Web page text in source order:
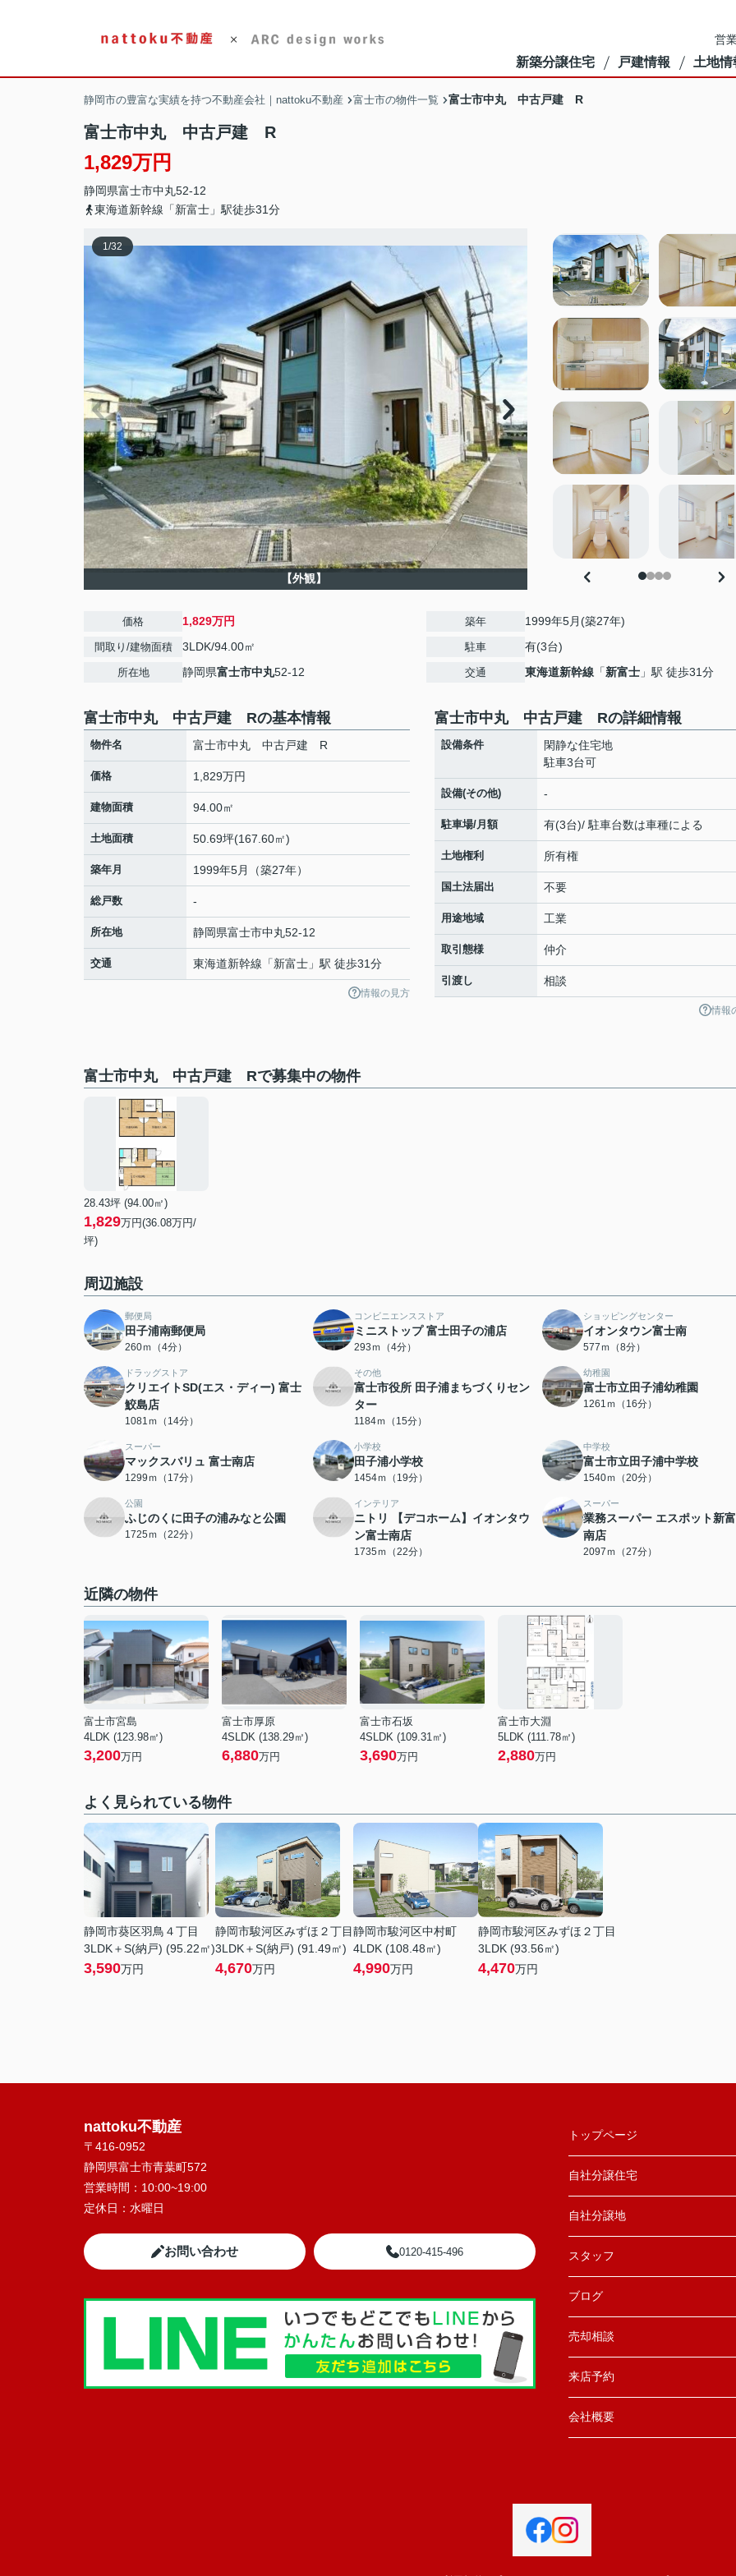
営
新築分譲住宅 戸建情報 土地情
静岡市の豊富な実績を持つ不動産会社｜nattoku不動産 富士市の物件一覧 富士市中丸 中古戸建 R
富士市中丸 中古戸建 R
1,829万円
静岡県富士市中丸52-12
東海道新幹線「新富士」駅徒歩31分
1/32
【外観】
価格 1,829万円
間取り/建物面積 3LDK/94.00㎡
所在地 静岡県富士市中丸52-12
築年 1999年5月(築27年)
駐車 有(3台)
交通 東海道新幹線 「新富士 」駅 徒歩31分
富士市中丸 中古戸建 Rの基本情報
物件名 富士市中丸 中古戸建 R
価格 1,829万円
建物面積 94.00㎡
土地面積 50.69坪(167.60㎡)
築年月 1999年5月（築27年）
総戸数 -
所在地 静岡県富士市中丸52-12
交通 東海道新幹線 「新富士 」駅 徒歩31分
情報の見方
富士市中丸 中古戸建 Rの詳細情報
設備条件
閑静な住宅地
駐車3台可
設備(その他) -
駐車場/月額 有(3台)/ 駐車台数は車種による
土地権利 所有権
国土法届出 不要
用途地域 工業
取引態様 仲介
引渡し 相談
情報
富士市中丸 中古戸建 Rで募集中の物件
28.43坪 (94.00㎡)
1,829万円(36.08万円/
坪)
周辺施設
郵便局
田子浦南郵便局
260ｍ（4分）
コンビニエンスストア
ミニストップ 富士田子の浦店
293ｍ（4分）
ショッピングセンター
イオンタウン富士南
577ｍ（8分）
ドラッグストア
クリエイトSD(エス・ディー) 富士
鮫島店
1081ｍ（14分）
その他
富士市役所 田子浦まちづくりセン
ター
1184ｍ（15分）
幼稚園
富士市立田子浦幼稚園
1261ｍ（16分）
スーパー
マックスバリュ 富士南店
1299ｍ（17分）
小学校
田子浦小学校
1454ｍ（19分）
中学校
富士市立田子浦中学校
1540ｍ（20分）
公園
ふじのくに田子の浦みなと公園
1725ｍ（22分）
インテリア
ニトリ 【デコホーム】イオンタウ
ン富士南店
1735ｍ（22分）
スーパー
業務スーパー エスポット新
南店
2097ｍ（27分）
近隣の物件
富士市宮島
4LDK (123.98㎡)
3,200万円
富士市厚原
4SLDK (138.29㎡)
6,880万円
富士市石坂
4SLDK (109.31㎡)
3,690万円
富士市大淵
5LDK (111.78㎡)
2,880万円
よく見られている物件
静岡市葵区羽鳥４丁目
3LDK＋S(納戸) (95.22㎡)
3,590万円
静岡市駿河区みずほ２丁目
3LDK＋S(納戸) (91.49㎡)
4,670万円
静岡市駿河区中村町
4LDK (108.48㎡)
4,990万円
静岡市駿河区みずほ２丁目
3LDK (93.56㎡)
4,470万円
nattoku不動産
〒416-0952
静岡県富士市青葉町572
営業時間： 10:00~19:00
定休日： 水曜日
お問い合わせ 0120-415-496
トップページ
自社分譲住宅
自社分譲地
スタッフ
ブログ
売却相談
来店予約
会社概要